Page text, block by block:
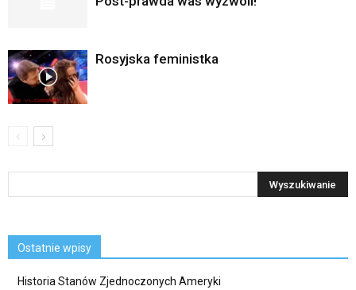
Rosyjska feministka
Ostatnie wpisy
Historia Stanów Zjednoczonych Ameryki